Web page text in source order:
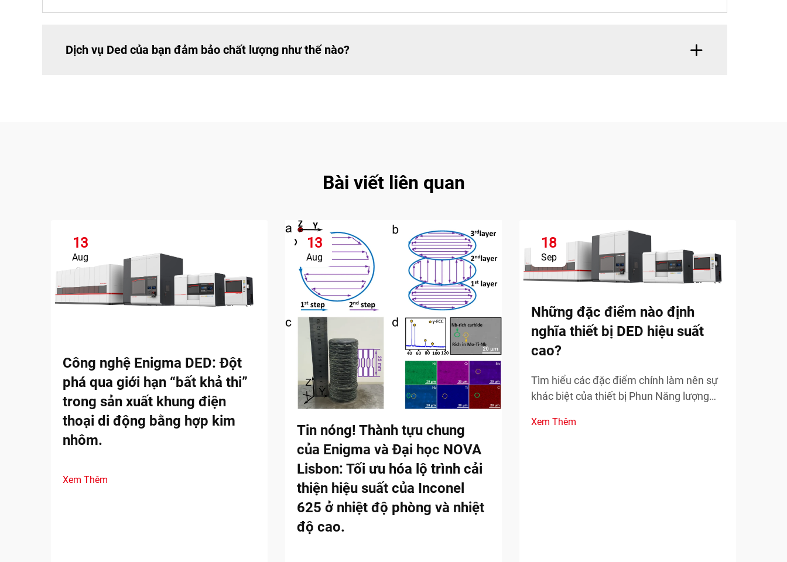
Dịch vụ Ded của bạn đảm bảo chất lượng như thế nào?
Bài viết liên quan
13
Aug
Công nghệ Enigma DED: Đột
phá qua giới hạn “bất khả thi”
trong sản xuất khung điện
thoại di động bằng hợp kim
nhôm.
Xem Thêm
13
Aug
Tin nóng! Thành tựu chung
của Enigma và Đại học NOVA
Lisbon: Tối ưu hóa lộ trình cải
thiện hiệu suất của Inconel
625 ở nhiệt độ phòng và nhiệt
độ cao.
18
Sep
Những đặc điểm nào định
nghĩa thiết bị DED hiệu suất
cao?
Tìm hiểu các đặc điểm chính làm nên sự
khác biệt của thiết bị Phun Năng lượng
ứng dụng công nghiệp. Tìm hiểu về độ
Xem Thêm